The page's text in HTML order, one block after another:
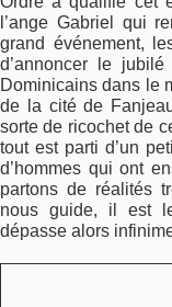
l’ange Gabriel qui
grand événement,
d’annoncer le
Dominicains dans le
de la cité de
sorte de ricochet de
tout est parti d’un
d’hommes qui ont
partons de réalités
nous guide, il est
dépasse alors